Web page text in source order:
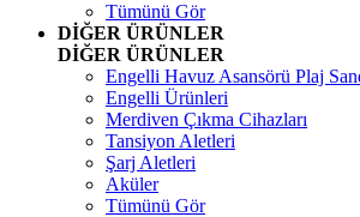
Tümünü Gör
DİĞER ÜRÜNLER
DİĞER ÜRÜNLER
Engelli Havuz Asansörü Plaj
Engelli Ürünleri
Merdiven Çıkma Cihazları
Tansiyon Aletleri
Şarj Aletleri
Aküler
Tümünü Gör